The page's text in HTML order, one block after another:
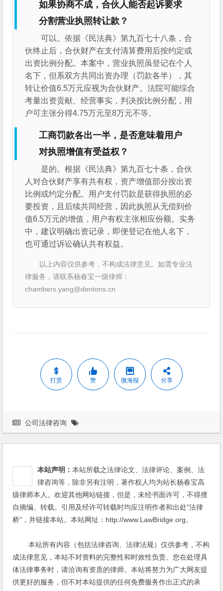
如果协商不成，合伙人能否起诉要求
分割营业执照转让款？
可以。依据《民法典》第九百七十八条，合
伙终止后，合伙财产在支付清算费用后按约定或
出资比例分配。本案中，营业执照虽登记在个人
名下，但系双方共同出资办理（罚款各半），其
转让价值6.5万元应视为合伙财产。法院可能综合
考量出资贡献、经营事实，判决按比例分配，用
户可主张分得4.75万元至8万元不等。
工商罚款各出一半，是否意味着用户
对执照增值有受益权？
是的。根据《民法典》第九百七十条，合伙
人对合伙财产享有共有权，资产增值部分按出资
比例或约定分配。用户支付罚款是获得执照的必
要投资，且后续共同经营，因此执照从无偿到价
值6.5万元的增值，用户有权主张相应份额。实务
中，建议明确出资记录，即便登记在他人名下，
也可通过诉讼确认共有权益。
以上内容仅供参考，不构成法律意见。如需专业法
律服务，请联系杨春宝一级律师：
chambers.yang@dentons.cn
打赏 赞 微海报 分享
公司法律咨询
本站声明：本站所载之法律论文、法律评论、案例、法
律咨询等，除非另有注明，著作权人均为站长杨春宝高
级律师本人。欢迎其他网站链接，但是，未经书面许可，不得擅
自摘编、转载。引用及经许可转载时均应注明作者和出处"法律
桥"，并链接本站。本站网址：http://www.LawBridge.org。
本站所有内容（包括法律咨询、法律法规）仅供参考，不构
成法律意见，本站不对资料的完整性和时效性负责。您在处理具
体法律事务时，请洽询有资质的律师。本站将努力为广大网友提
供更好的服务，但不对本站提供的任何免费服务作出正式的承